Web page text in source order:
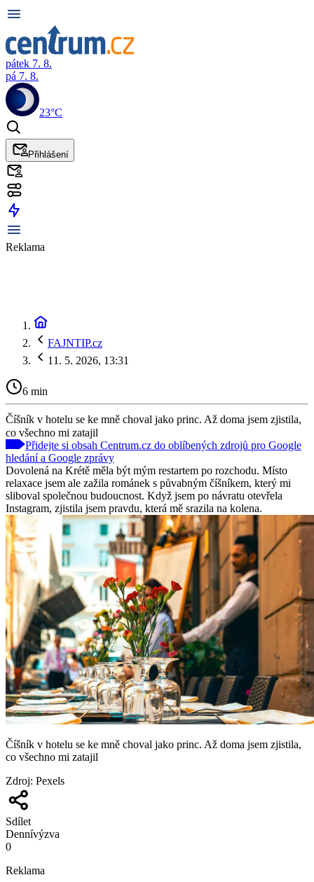
pátek 7. 8.
pá 7. 8.
23°C
Přihlášení
Reklama
FAJNTIP.cz
11. 5. 2026, 13:31
6 min
Číšník v hotelu se ke mně choval jako princ. Až doma jsem zjistila,
co všechno mi zatajil
Přidejte si obsah Centrum.cz do oblíbených zdrojů pro Google
hledání a Google zprávy
Dovolená na Krétě měla být mým restartem po rozchodu. Místo
relaxace jsem ale zažila románek s půvabným číšníkem, který mi
sliboval společnou budoucnost. Když jsem po návratu otevřela
Instagram, zjistila jsem pravdu, která mě srazila na kolena.
Číšník v hotelu se ke mně choval jako princ. Až doma jsem zjistila,
co všechno mi zatajil
Zdroj: Pexels
Sdílet
Dennívýzva
0
Reklama